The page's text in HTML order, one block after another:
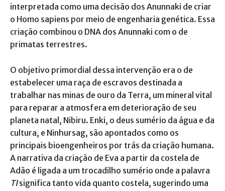
interpretada como uma decisão dos Anunnaki de criar
o Homo sapiens por meio de engenharia genética. Essa
criação combinou o DNA dos Anunnaki com o de
primatas terrestres.
O objetivo primordial dessa intervenção era o de
estabelecer uma raça de escravos destinada a
trabalhar nas minas de ouro da Terra, um mineral vital
para reparar a atmosfera em deterioração de seu
planeta natal, Nibiru. Enki, o deus sumério da água e da
cultura, e Ninhursag, são apontados como os
principais bioengenheiros por trás da criação humana.
A narrativa da criação de Eva a partir da costela de
Adão é ligada a um trocadilho sumério onde a palavra
TIsignifica tanto vida quanto costela, sugerindo uma